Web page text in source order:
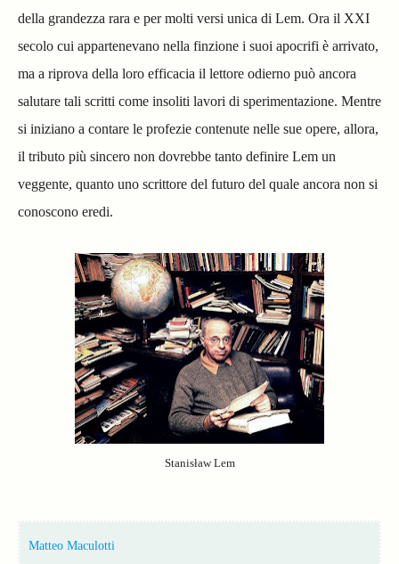
della grandezza rara e per molti versi unica di Lem. Ora il XXI
secolo cui appartenevano nella finzione i suoi apocrifi è arrivato,
ma a riprova della loro efficacia il lettore odierno può ancora
salutare tali scritti come insoliti lavori di sperimentazione. Mentre
si iniziano a contare le profezie contenute nelle sue opere, allora,
il tributo più sincero non dovrebbe tanto definire Lem un
veggente, quanto uno scrittore del futuro del quale ancora non si
conoscono eredi.
Stanisław Lem
Matteo Maculotti